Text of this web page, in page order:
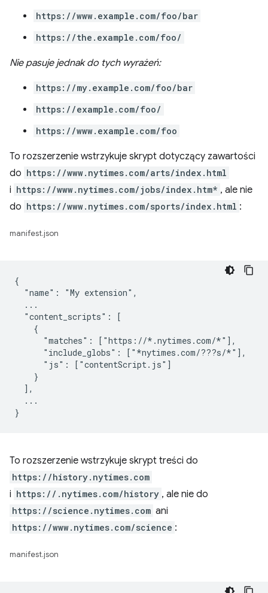
https://www.example.com/foo/bar
https://the.example.com/foo/
Nie pasuje jednak do tych wyrażeń:
https://my.example.com/foo/bar
https://example.com/foo/
https://www.example.com/foo
To rozszerzenie wstrzykuje skrypt dotyczący zawartości
do https://www.nytimes.com/arts/index.html
i https://www.nytimes.com/jobs/index.htm* , ale nie
do https://www.nytimes.com/sports/index.html :
manifest.json
{
  "name": "My extension",
  ...
  "content_scripts": [
    {
      "matches": ["https://*.nytimes.com/*"],
      "include_globs": ["*nytimes.com/???s/*"],
      "js": ["contentScript.js"]
    }
  ],
  ...
To rozszerzenie wstrzykuje skrypt treści do
https://history.nytimes.com
i https://.nytimes.com/history , ale nie do
https://science.nytimes.com ani
https://www.nytimes.com/science :
manifest.json